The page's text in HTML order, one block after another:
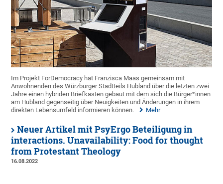
Im Projekt ForDemocracy hat Franzisca Maas gemeinsam mit
Anwohnenden des Würzburger Stadtteils Hubland über die letzten zwei
Jahre einen hybriden Briefkasten gebaut mit dem sich die Bürger*innen
am Hubland gegenseitig über Neuigkeiten und Änderungen in ihrem
direkten Lebensumfeld informieren können.
Mehr
Neuer Artikel mit PsyErgo Beteiligung in
interactions. Unavailability: Food for thought
from Protestant Theology
16.08.2022